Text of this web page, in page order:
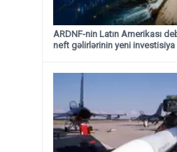
ARDNF-nin Latın Amerikası
neft gəlirlərinin yeni investisiya